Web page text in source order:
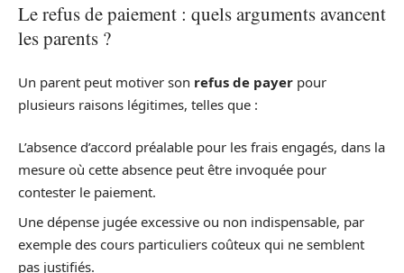
Le refus de paiement : quels arguments avancent
les parents ?
Un parent peut motiver son refus de payer pour
plusieurs raisons légitimes, telles que :
L’absence d’accord préalable pour les frais engagés, dans la
mesure où cette absence peut être invoquée pour
contester le paiement.
Une dépense jugée excessive ou non indispensable, par
exemple des cours particuliers coûteux qui ne semblent
pas justifiés.